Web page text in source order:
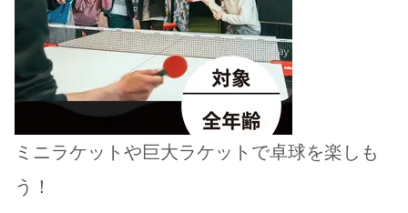
ミニラケットや巨大ラケットで卓球を楽しも
う！